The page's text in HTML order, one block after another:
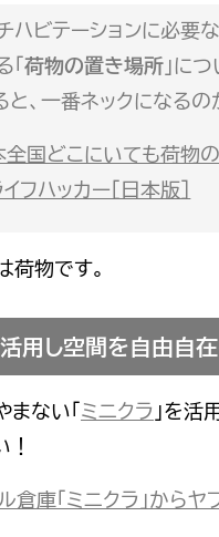
ハビテーションに必要
「荷物の置き場所 」に
と、一番ネックになる
全国どこにいても荷物
フハッカー［日本版］
荷物です。
用し空間を自由自
ない「 ミニクラ 」を活
！
倉庫「ミニクラ」から